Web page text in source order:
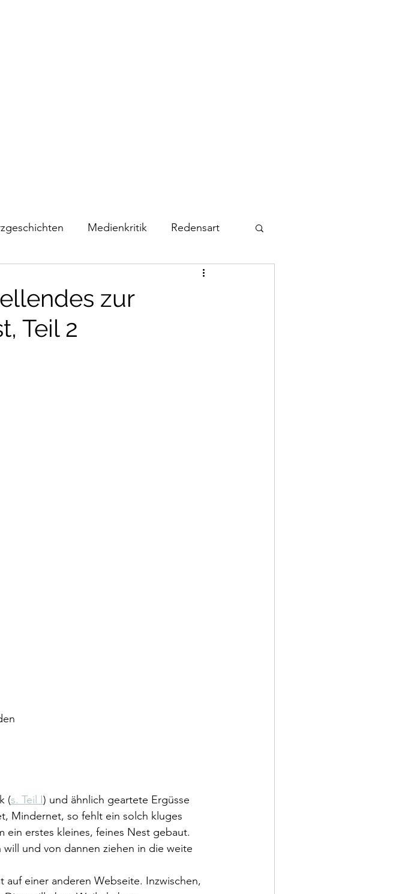
Medienkritik Redensart
zur
Teil 2
(s. Teil I) und ähnlich geartete Ergüsse
Mindernet, so fehlt ein solch kluges
erstes kleines, feines Nest gebaut.
und von dannen ziehen in die weite
auf einer anderen Webseite. Inzwischen,